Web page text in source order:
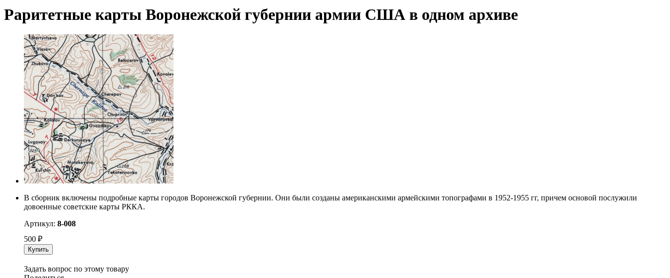
Раритетные карты Воронежской губернии армии США в одном архиве
В сборник включены подробные карты городов Воронежской губернии. Они были созданы американскими армейскими топографами в 1952-1955 гг, причем основой послужили
довоенные советские карты РККА.
Артикул: 8-008
500 ₽
Купить
Задать вопрос по этому товару